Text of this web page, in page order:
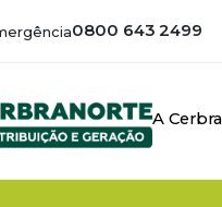
0800 643 2499
A